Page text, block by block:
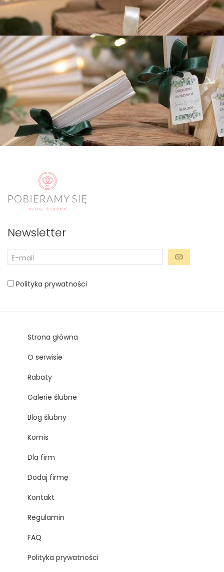
Newsletter
Polityka prywatności
Strona główna
O serwisie
Rabaty
Galerie ślubne
Blog ślubny
Komis
Dla firm
Dodaj firmę
Kontakt
Regulamin
FAQ
Polityka prywatności